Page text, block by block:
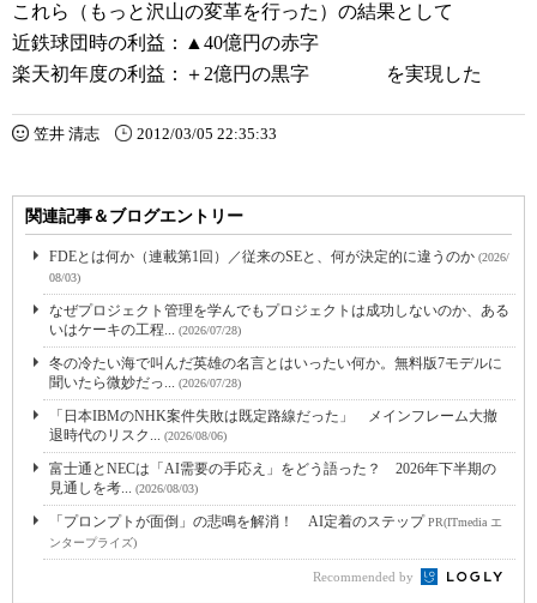
これら（もっと沢山の変革を行った）の結果として
近鉄球団時の利益：▲40億円の赤字
楽天初年度の利益：＋2億円の黒字 を実現した
笠井 清志 2012/03/05 22:35:33
関連記事＆ブログエントリー
FDEとは何か（連載第1回）／従来のSEと、何が決定的に違うのか (2026/
08/03)
なぜプロジェクト管理を学んでもプロジェクトは成功しないのか、ある
いはケーキの工程... (2026/07/28)
冬の冷たい海で叫んだ英雄の名言とはいったい何か。無料版7モデルに
聞いたら微妙だっ... (2026/07/28)
「日本IBMのNHK案件失敗は既定路線だった」 メインフレーム大撤
退時代のリスク... (2026/08/06)
富士通とNECは「AI需要の手応え」をどう語った？ 2026年下半期の
見通しを考... (2026/08/03)
「プロンプトが面倒」の悲鳴を解消！ AI定着のステップPR(ITmedia エ
ンタープライズ)
Recommended by